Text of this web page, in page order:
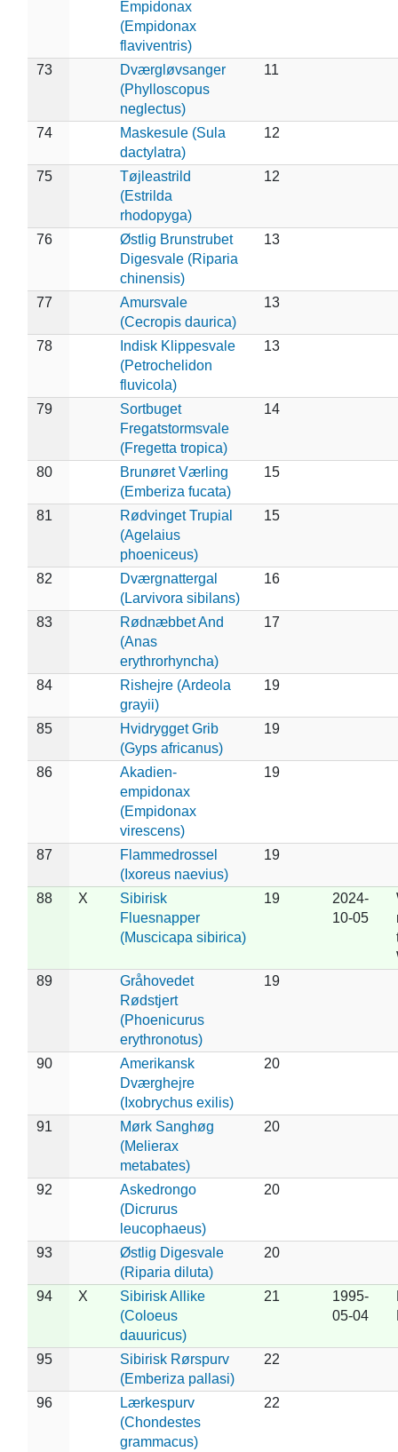
Empidonax
(Empidonax
flaviventris)
73
Dværgløvsanger
(Phylloscopus
neglectus)
11
74
Maskesule (Sula
dactylatra)
12
75
Tøjleastrild
(Estrilda
rhodopyga)
12
76
Østlig Brunstrubet
Digesvale (Riparia
chinensis)
13
77
Amursvale
(Cecropis daurica)
13
78
Indisk Klippesvale
(Petrochelidon
fluvicola)
13
79
Sortbuget
Fregatstormsvale
(Fregetta tropica)
14
80
Brunøret Værling
(Emberiza fucata)
15
81
Rødvinget Trupial
(Agelaius
phoeniceus)
15
82
Dværgnattergal
(Larvivora sibilans)
16
83
Rødnæbbet And
(Anas
erythrorhyncha)
17
84
Rishejre (Ardeola
grayii)
19
85
Hvidrygget Grib
(Gyps africanus)
19
86
Akadien-
empidonax
(Empidonax
virescens)
19
87
Flammedrossel
(Ixoreus naevius)
19
88 X
Sibirisk
Fluesnapper
(Muscicapa sibirica)
19
2024-
10-05
89
Gråhovedet
Rødstjert
(Phoenicurus
erythronotus)
19
90
Amerikansk
Dværghejre
(Ixobrychus exilis)
20
91
Mørk Sanghøg
(Melierax
metabates)
20
92
Askedrongo
(Dicrurus
leucophaeus)
20
93
Østlig Digesvale
(Riparia diluta)
20
94 X
Sibirisk Allike
(Coloeus
dauuricus)
21
1995-
05-04
95
Sibirisk Rørspurv
(Emberiza pallasi)
22
96
Lærkespurv
(Chondestes
grammacus)
22